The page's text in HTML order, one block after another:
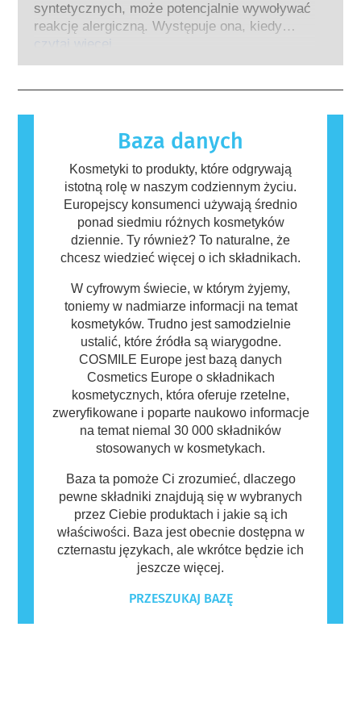
powodujące zaburzenia układu hormonalnego.
Rygorystyczne oceny bezpieczeństwa
produktów przeprowadzane przez
funkcjonowania układu hormonalnego.
bezpieczeństwa składników i produktów
kosmetycznych.
syntetycznych, może potencjalnie wywoływać
reakcję alergiczną. Występuje ona, kiedy
układ odpornościowy danej osoby zareaguje
mogą zawierać składniki, które dla niektórych
osób mogą okazać się alergizujące. Nie
oznacza to jednak, że produkt nie jest
bezpieczny dla innych.
czytaj więcej
Baza danych
Kosmetyki to produkty, które odgrywają
istotną rolę w naszym codziennym życiu.
Europejscy konsumenci używają średnio
ponad siedmiu różnych kosmetyków
dziennie. Ty również? To naturalne, że
chcesz wiedzieć więcej o ich składnikach.
W cyfrowym świecie, w którym żyjemy,
toniemy w nadmiarze informacji na temat
kosmetyków. Trudno jest samodzielnie
ustalić, które źródła są wiarygodne.
COSMILE Europe jest bazą danych
Cosmetics Europe o składnikach
kosmetycznych, która oferuje rzetelne,
zweryfikowane i poparte naukowo informacje
na temat niemal 30 000 składników
stosowanych w kosmetykach.
Baza ta pomoże Ci zrozumieć, dlaczego
pewne składniki znajdują się w wybranych
przez Ciebie produktach i jakie są ich
właściwości. Baza jest obecnie dostępna w
czternastu językach, ale wkrótce będzie ich
jeszcze więcej.
PRZESZUKAJ BAZĘ